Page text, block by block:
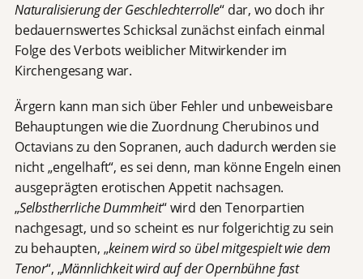
Naturalisierung der Geschlechterrolle“ dar, wo doch ihr
bedauernswertes Schicksal zunächst einfach einmal
Folge des Verbots weiblicher Mitwirkender im
Kirchengesang war.
Ärgern kann man sich über Fehler und unbeweisbare
Behauptungen wie die Zuordnung Cherubinos und
Octavians zu den Sopranen, auch dadurch werden sie
nicht „engelhaft“, es sei denn, man könne Engeln einen
ausgeprägten erotischen Appetit nachsagen.
„Selbstherrliche Dummheit“ wird den Tenorpartien
nachgesagt, und so scheint es nur folgerichtig zu sein
zu behaupten, „keinem wird so übel mitgespielt wie dem
Tenor“, „Männlichkeit wird auf der Opernbühne fast